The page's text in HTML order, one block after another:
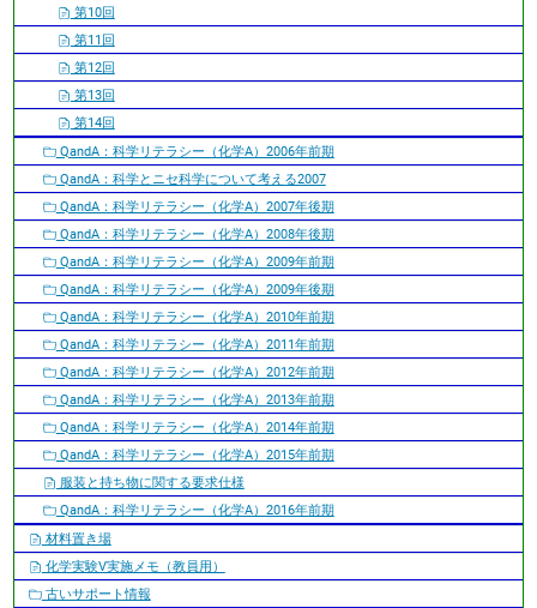
第10回
第11回
第12回
第13回
第14回
QandA：科学リテラシー（化学A）2006年前期
QandA：科学とニセ科学について考える2007
QandA：科学リテラシー（化学A）2007年後期
QandA：科学リテラシー（化学A）2008年後期
QandA：科学リテラシー（化学A）2009年前期
QandA：科学リテラシー（化学A）2009年後期
QandA：科学リテラシー（化学A）2010年前期
QandA：科学リテラシー（化学A）2011年前期
QandA：科学リテラシー（化学A）2012年前期
QandA：科学リテラシー（化学A）2013年前期
QandA：科学リテラシー（化学A）2014年前期
QandA：科学リテラシー（化学A）2015年前期
服装と持ち物に関する要求仕様
QandA：科学リテラシー（化学A）2016年前期
材料置き場
化学実験V実施メモ（教員用）
古いサポート情報